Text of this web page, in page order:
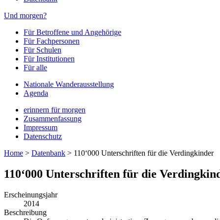
Und morgen?
Für Betroffene und Angehörige
Für Fachpersonen
Für Schulen
Für Institutionen
Für alle
Nationale Wanderausstellung
Agenda
erinnern für morgen
Zusammenfassung
Impressum
Datenschutz
Home > Datenbank > 110‘000 Unterschriften für die Verdingkinder
110‘000 Unterschriften für die
Erscheinungsjahr
2014
Beschreibung